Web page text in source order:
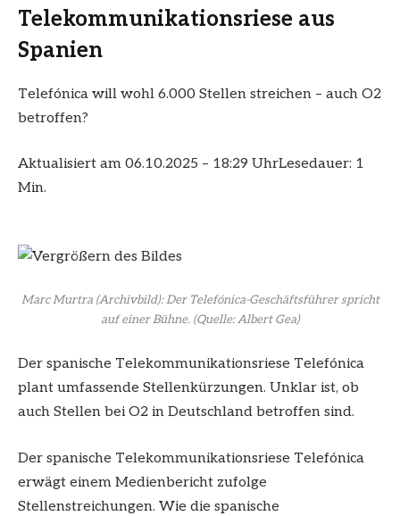
Telekommunikationsriese aus
Spanien
Telefónica will wohl 6.000 Stellen streichen – auch O2
betroffen?
Aktualisiert am 06.10.2025 – 18:29 UhrLesedauer: 1
Min.
Marc Murtra (Archivbild): Der Telefónica-Geschäftsführer spricht
auf einer Bühne.(Quelle: Albert Gea)
Der spanische Telekommunikationsriese Telefónica
plant umfassende Stellenkürzungen. Unklar ist, ob
auch Stellen bei O2 in Deutschland betroffen sind.
Der spanische Telekommunikationsriese Telefónica
erwägt einem Medienbericht zufolge
Stellenstreichungen. Wie die spanische